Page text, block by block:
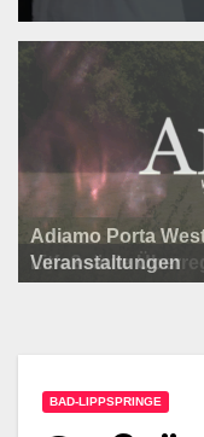
Programm der
Litfaßsäule
Adiamo Porta
Veranstaltungen
Litfaßsäule
Tanzfest Bielefeld -
Litfaßsäule
BAD-LIPPSPRINGE